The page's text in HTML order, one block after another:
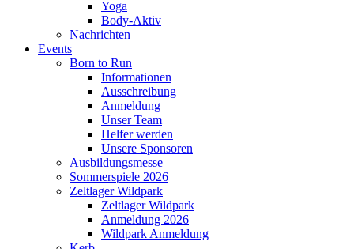
Yoga
Body-Aktiv
Nachrichten
Events
Born to Run
Informationen
Ausschreibung
Anmeldung
Unser Team
Helfer werden
Unsere Sponsoren
Ausbildungsmesse
Sommerspiele 2026
Zeltlager Wildpark
Zeltlager Wildpark
Anmeldung 2026
Wildpark Anmeldung